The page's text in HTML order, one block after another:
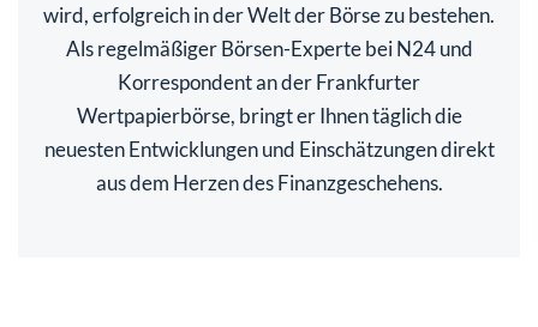
wird, erfolgreich in der Welt der Börse zu bestehen.
Als regelmäßiger Börsen-Experte bei N24 und
Korrespondent an der Frankfurter
Wertpapierbörse, bringt er Ihnen täglich die
neuesten Entwicklungen und Einschätzungen direkt
aus dem Herzen des Finanzgeschehens.